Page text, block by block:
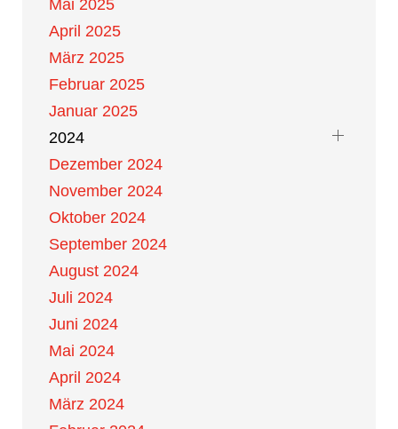
Mai 2025
April 2025
März 2025
Februar 2025
Januar 2025
2024
Dezember 2024
November 2024
Oktober 2024
September 2024
August 2024
Juli 2024
Juni 2024
Mai 2024
April 2024
März 2024